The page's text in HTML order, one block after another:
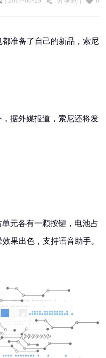
准备了自己的新品，索尼
据外媒报道，索尼还将发
元各有一颗按键，电池占
果出色，支持语音助手。